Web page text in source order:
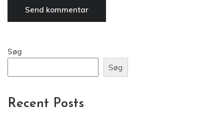
Søg
Søg
Recent Posts